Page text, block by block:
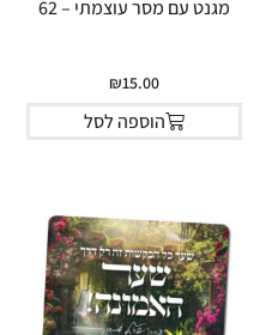
מגנט עם מסר עוצמתי – 62
₪15.00
הוספה לסל